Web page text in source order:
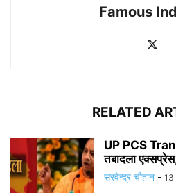
Famous
RELATED
UP PCS
तबादला
सरवेन्द्र चौहान - 13